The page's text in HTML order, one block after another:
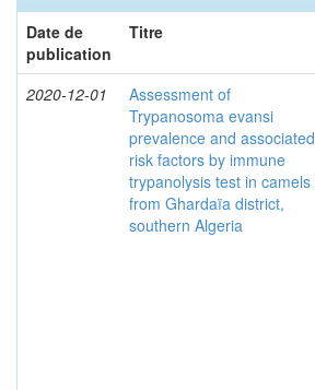
Date de
publication
Titre
2020-12-01
Assessment of
Trypanosoma evansi
prevalence and associated
risk factors by immune
trypanolysis test in camels
from Ghardaïa district,
southern Algeria